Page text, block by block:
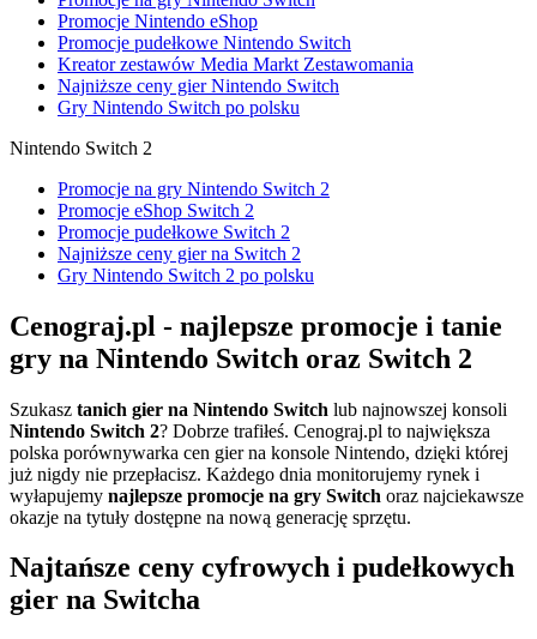
Promocje Nintendo eShop
Promocje pudełkowe Nintendo Switch
Kreator zestawów Media Markt Zestawomania
Najniższe ceny gier Nintendo Switch
Gry Nintendo Switch po polsku
Nintendo Switch 2
Promocje na gry Nintendo Switch 2
Promocje eShop Switch 2
Promocje pudełkowe Switch 2
Najniższe ceny gier na Switch 2
Gry Nintendo Switch 2 po polsku
Cenograj.pl - najlepsze promocje i tanie
gry na Nintendo Switch oraz Switch 2
Szukasz tanich gier na Nintendo Switch lub najnowszej konsoli
Nintendo Switch 2? Dobrze trafiłeś. Cenograj.pl to największa
polska porównywarka cen gier na konsole Nintendo, dzięki której
już nigdy nie przepłacisz. Każdego dnia monitorujemy rynek i
wyłapujemy najlepsze promocje na gry Switch oraz najciekawsze
okazje na tytuły dostępne na nową generację sprzętu.
Najtańsze ceny cyfrowych i pudełkowych
gier na Switcha